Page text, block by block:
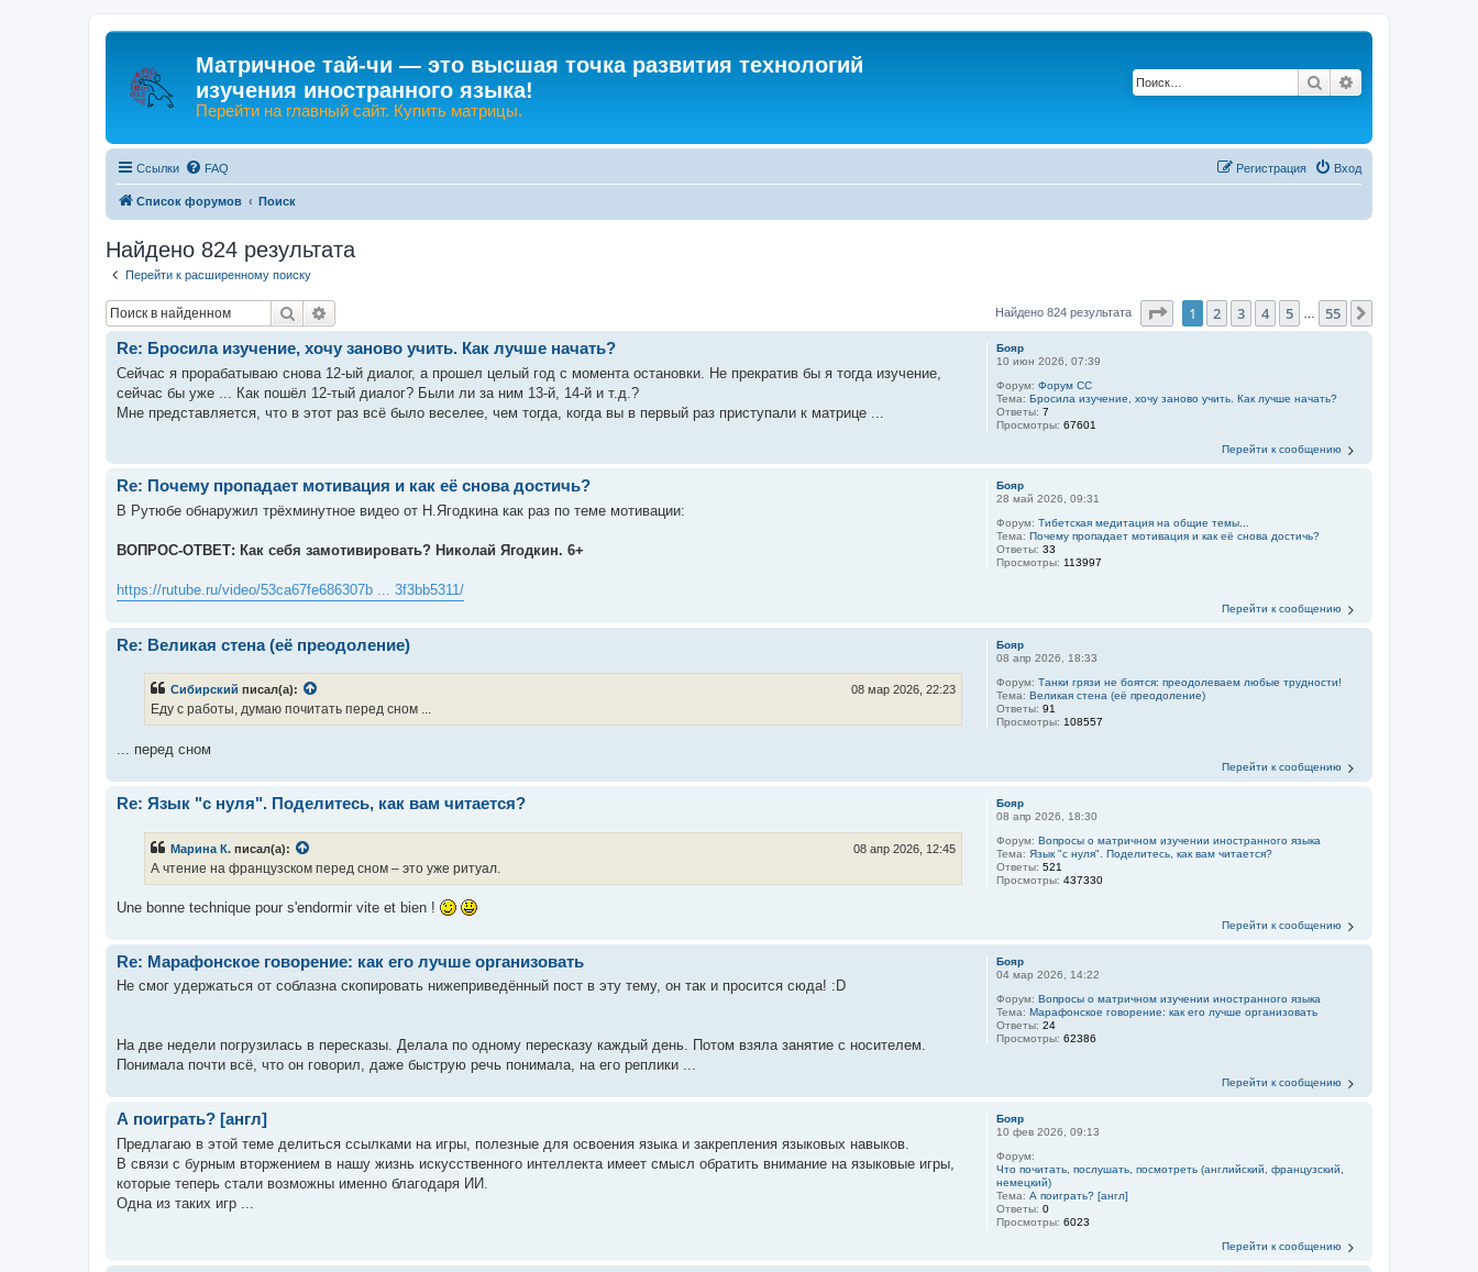
Матричное тай-чи — это высшая точка развития технологий
изучения иностранного языка!
Перейти на главный сайт. Купить матрицы.
Поиск
Ссылки FAQ Вход
Регистрация
Список форумов Поиск
Найдено 824 результата
Перейти к расширенному поиску
Поиск Найдено 824 результата Страница1 из 55
1 2 3 4 5 55
Бояр
10 июн 2026, 07:39
Форум:Форум СС
Тема:Бросила изучение, хочу заново учить. Как лучше начать?
Ответы:7
Просмотры:67601
Re: Бросила изучение, хочу заново учить. Как лучше начать?
Сейчас я прорабатываю снова 12-ый диалог, а прошел целый год с момента остановки. Не прекратив бы я тогда изучение,
сейчас бы уже ... Как пошёл 12-тый диалог? Были ли за ним 13-й, 14-й и т.д.?
Мне представляется, что в этот раз всё было веселее, чем тогда, когда вы в первый раз приступали к матрице ...
Перейти к сообщению
Бояр
28 май 2026, 09:31
Форум:Тибетская медитация на общие темы...
Тема:Почему пропадает мотивация и как её снова достичь?
Ответы:33
Просмотры: 113997
Re: Почему пропадает мотивация и как её снова достичь?
В Рутюбе обнаружил трёхминутное видео от Н.Ягодкина как раз по теме мотивации:
ВОПРОС-ОТВЕТ: Как себя замотивировать? Николай Ягодкин. 6+
https://rutube.ru/video/53ca67fe686307b ... 3f3bb5311/
Перейти к сообщению
Бояр
08 апр 2026, 18:33
Форум:Танки грязи не боятся: преодолеваем любые трудности!
Тема:Великая стена (еë преодоление)
Ответы:91
Просмотры: 108557
Re: Великая стена (еë преодоление)
Сибирский писал(а): 08 мар 2026, 22:23
Еду с работы, думаю почитать перед сном ...
... перед сном
Перейти к сообщению
Бояр
08 апр 2026, 18:30
Форум:Вопросы о матричном изучении иностранного языка
Тема:Язык "с нуля". Поделитесь, как вам читается?
Ответы:521
Просмотры:437330
Re: Язык "с нуля". Поделитесь, как вам читается?
Марина К. писал(а): 08 апр 2026, 12:45
А чтение на французском перед сном – это уже ритуал.
Une bonne technique pour s'endormir vite et bien !
Перейти к сообщению
Бояр
04 мар 2026, 14:22
Форум:Вопросы о матричном изучении иностранного языка
Тема:Марафонское говорение: как его лучше организовать
Ответы:24
Просмотры:62386
Re: Марафонское говорение: как его лучше организовать
Не смог удержаться от соблазна скопировать нижеприведённый пост в эту тему, он так и просится сюда! :D
На две недели погрузилась в пересказы. Делала по одному пересказу каждый день. Потом взяла занятие с носителем.
Понимала почти всё, что он говорил, даже быструю речь понимала, на его реплики ...
Перейти к сообщению
Бояр
10 фев 2026, 09:13
Форум:
Что почитать, послушать, посмотреть (английский, французский,
немецкий)
Тема:А поиграть? [англ]
Ответы:0
Просмотры:6023
А поиграть? [англ]
Предлагаю в этой теме делиться ссылками на игры, полезные для освоения языка и закрепления языковых навыков.
В связи с бурным вторжением в нашу жизнь искусственного интеллекта имеет смысл обратить внимание на языковые игры,
которые теперь стали возможны именно благодаря ИИ.
Одна из таких игр ...
Перейти к сообщению